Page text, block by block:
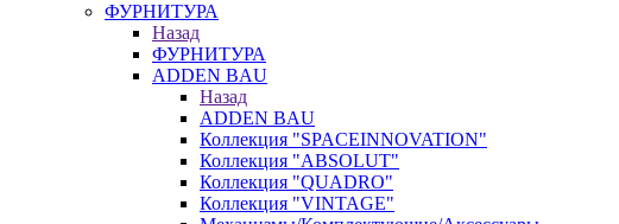
ФУРНИТУРА
Назад
ФУРНИТУРА
ADDEN BAU
Назад
ADDEN BAU
Коллекция "SPACEINNOVATION"
Коллекция "ABSOLUT"
Коллекция "QUADRO"
Коллекция "VINTAGE"